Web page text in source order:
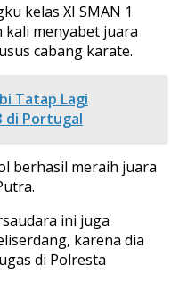
kelas XI SMAN 1
menyabet juara
cabang karate.
Tatap Lagi
di Portugal
berhasil meraih juara
ini juga
karena dia
di Polresta